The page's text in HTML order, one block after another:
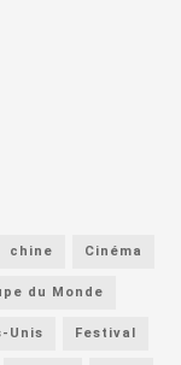
chine Cinéma
du Monde
Unis Festival